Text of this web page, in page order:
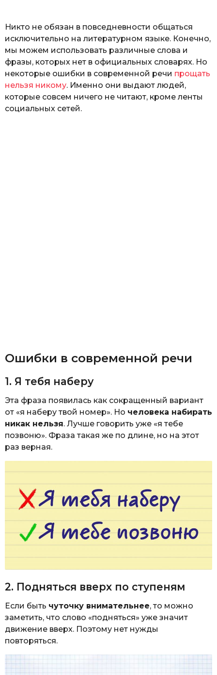
Никто не обязан в повседневности общаться
исключительно на литературном языке. Конечно,
мы можем использовать различные слова и
фразы, которых нет в официальных словарях. Но
некоторые ошибки в современной речи прощать
нельзя никому. Именно они выдают людей,
которые совсем ничего не читают, кроме ленты
социальных сетей.
Ошибки в современной речи
1. Я тебя наберу
Эта фраза появилась как сокращенный вариант
от «я наберу твой номер». Но человека набирать
никак нельзя. Лучше говорить уже «я тебе
позвоню». Фраза такая же по длине, но на этот
раз верная.
2. Подняться вверх по ступеням
Если быть чуточку внимательнее, то можно
заметить, что слово «подняться» уже значит
движение вверх. Поэтому нет нужды
повторяться.